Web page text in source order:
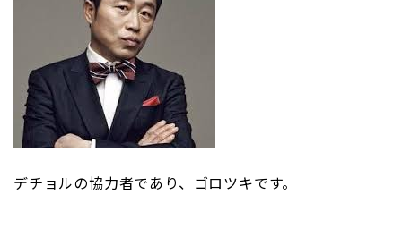
デチョルの協力者であり、ゴロツキです。